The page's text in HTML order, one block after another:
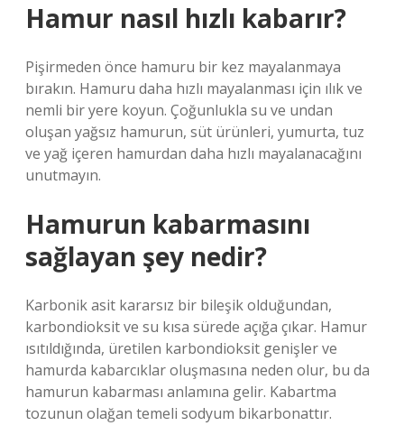
Hamur nasıl hızlı kabarır?
Pişirmeden önce hamuru bir kez mayalanmaya
bırakın. Hamuru daha hızlı mayalanması için ılık ve
nemli bir yere koyun. Çoğunlukla su ve undan
oluşan yağsız hamurun, süt ürünleri, yumurta, tuz
ve yağ içeren hamurdan daha hızlı mayalanacağını
unutmayın.
Hamurun kabarmasını
sağlayan şey nedir?
Karbonik asit kararsız bir bileşik olduğundan,
karbondioksit ve su kısa sürede açığa çıkar. Hamur
ısıtıldığında, üretilen karbondioksit genişler ve
hamurda kabarcıklar oluşmasına neden olur, bu da
hamurun kabarması anlamına gelir. Kabartma
tozunun olağan temeli sodyum bikarbonattır.